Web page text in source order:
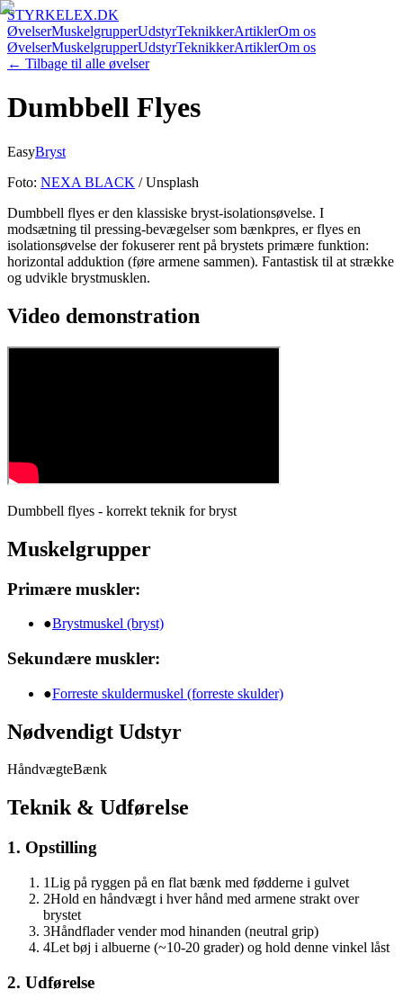
STYRKELEX.DK
ØvelserMuskelgrupperUdstyrTeknikkerArtiklerOm os
ØvelserMuskelgrupperUdstyrTeknikkerArtiklerOm os
← Tilbage til alle øvelser
Dumbbell Flyes
EasyBryst
Foto: NEXA BLACK / Unsplash
Dumbbell flyes er den klassiske bryst-isolationsøvelse. I
modsætning til pressing-bevægelser som bænkpres, er flyes en
isolationsøvelse der fokuserer rent på brystets primære funktion:
horizontal adduktion (føre armene sammen). Fantastisk til at strække
og udvikle brystmusklen.
Video demonstration
Dumbbell flyes - korrekt teknik for bryst
Muskelgrupper
Primære muskler:
●Brystmuskel (bryst)
Sekundære muskler:
●Forreste skuldermuskel (forreste skulder)
Nødvendigt Udstyr
HåndvægteBænk
Teknik & Udførelse
1. Opstilling
1Lig på ryggen på en flat bænk med fødderne i gulvet
2Hold en håndvægt i hver hånd med armene strakt over
brystet
3Håndflader vender mod hinanden (neutral grip)
4Let bøj i albuerne (~10-20 grader) og hold denne vinkel låst
2. Udførelse